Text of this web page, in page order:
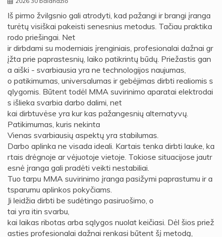
Iš pirmo žvilgsnio gali atrodyti, kad pažangi ir brangi įranga
turėtų visiškai pakeisti senesnius metodus. Tačiau praktika
rodo priešingai. Net
ir dirbdami su moderniais įrenginiais, profesionalai dažnai gr
įžta prie paprastesnių, laiko patikrintų būdų. Priežastis gan
a aiški - svarbiausia yra ne technologijos naujumas,
o patikimumas, universalumas ir gebėjimas dirbti realiomis s
ąlygomis. Būtent todėl MMA suvirinimo aparatai elektrodai
s išlieka svarbia darbo dalimi, net
kai dirbtuvėse yra kur kas pažangesnių alternatyvų.
Patikimumas, kuris nekinta
Vienas svarbiausių aspektų yra stabilumas.
Darbo aplinka ne visada ideali. Kartais tenka dirbti lauke, ka
rtais drėgnoje ar vėjuotoje vietoje. Tokiose situacijose jautr
esnė įranga gali pradėti veikti nestabiliai.
Tuo tarpu MMA suvirinimo įranga pasižymi paprastumu ir a
tsparumu aplinkos pokyčiams.
Ji leidžia dirbti be sudėtingo pasiruošimo, o
tai yra itin svarbu,
kai laikas ribotas arba sąlygos nuolat keičiasi. Dėl šios priež
asties profesionalai dažnai renkasi būtent šį metodą,